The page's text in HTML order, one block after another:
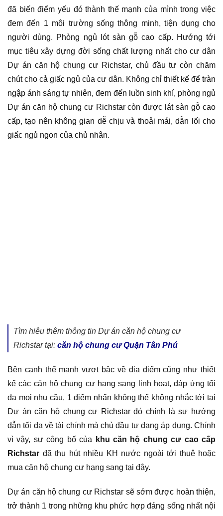
đã biến điểm yếu đó thành thế mạnh của mình trong việc
đem đến 1 môi trường sống thông minh, tiện dụng cho
người dùng. Phòng ngủ lót sàn gỗ cao cấp. Hướng tới
mục tiêu xây dựng đời sống chất lượng nhất cho cư dân
Dự án căn hộ chung cư Richstar, chủ đầu tư còn chăm
chút cho cả giấc ngủ của cư dân. Không chỉ thiết kế để tràn
ngập ánh sáng tự nhiên, đem đến luồn sinh khí, phòng ngủ
Dự án căn hộ chung cư Richstar còn được lát sàn gỗ cao
cấp, tạo nên không gian dễ chịu và thoải mái, dẫn lối cho
giấc ngủ ngon của chủ nhân.
Tìm hiêu thêm thông tin Dự án căn hộ chung cư
Richstar tại: căn hộ chung cư Quận Tân Phú
Bên cạnh thế mạnh vượt bậc về địa điểm cũng như thiết
kế các căn hộ chung cư hạng sang linh hoạt, đáp ứng tối
đa mọi nhu cầu, 1 điểm nhấn không thể không nhắc tới tại
Dự án căn hộ chung cư Richstar đó chính là sự hướng
dẫn tối đa về tài chính mà chủ đầu tư đang áp dụng. Chính
vì vậy, sự công bố của
khu căn hộ chung cư cao cấp
Richstar đã thu hút nhiều KH nước ngoài tới thuê hoặc
mua căn hộ chung cư hạng sang tại đây.
Dự án căn hộ chung cư Richstar sẽ sớm được hoàn thiện,
trở thành 1 trong những khu phức hợp đáng sống nhất nội